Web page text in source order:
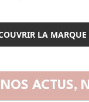
LA MARQUE
ACTUS,